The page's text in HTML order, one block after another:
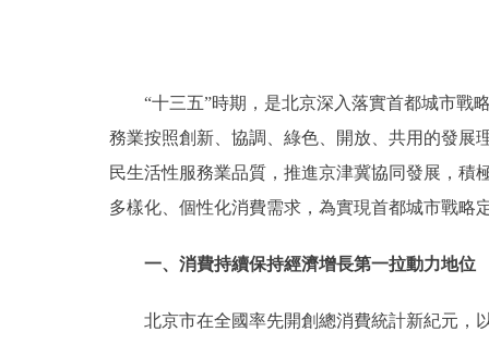
“十三五”時期，是北京深入落實首都城市戰略
務業按照創新、協調、綠色、開放、共用的發展
民生活性服務業品質，推進京津冀協同發展，
多樣化、個性化消費需求，為實現首都城市戰略
一、消費持續保持經濟增長第一拉動力地位
北京市在全國率先開創總消費統計新紀元，以